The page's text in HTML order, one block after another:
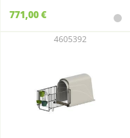
771,00 €
4605392